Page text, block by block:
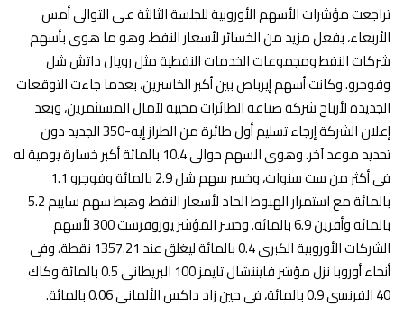
تراجعت مؤشرات الأسهم الأوروبية للجلسة الثالثة على التوالى أمس
الأربعاء، بفعل مزيد من الخسائر لأسعار النفط، وهو ما هوى بأسهم
شركات النفط ومجموعات الخدمات النفطية مثل رويال داتش شل
وفوجرو. وكانت أسهم إيرباص بين أكبر الخاسرين، بعدما جاءت التوقعات
الجديدة لأرباح شركة صناعة الطائرات مخيبة لآمال المستثمرين، وبعد
إعلان الشركة إرجاء تسليم أول طائرة من الطراز إيه-350 الجديد دون
تحديد موعد آخر. وهوى السهم حوالى 10.4 بالمائة أكبر خسارة يومية له
فى أكثر من ست سنوات، وخسر سهم شل 2.9 بالمائة وفوجرو 1.1
بالمائة مع استمرار الهبوط الحاد لأسعار النفط، وهبط سهم سايبم 5.2
بالمائة وأفرين 6.9 بالمائة. وخسر المؤشر يوروفرست 300 لأسهم
الشركات الأوروبية الكبرى 0.4 بالمائة ليغلق عند 1357.21 نقطة، وفى
أنحاء أوروبا نزل مؤشر فايننشال تايمز 100 البريطانى 0.5 بالمائة وكاك
40 الفرنسى 0.9 بالمائة، فى حين زاد داكس الألمانى 0.06 بالمائة.